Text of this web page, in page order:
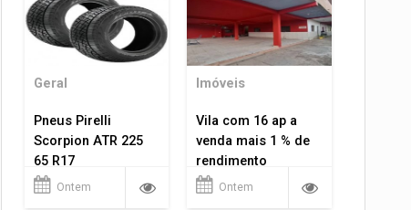
Geral
Pneus Pirelli
Scorpion ATR 225
65 R17
Ontem
Imóveis
Vila com 16 ap a
venda mais 1 % de
rendimento
Ontem